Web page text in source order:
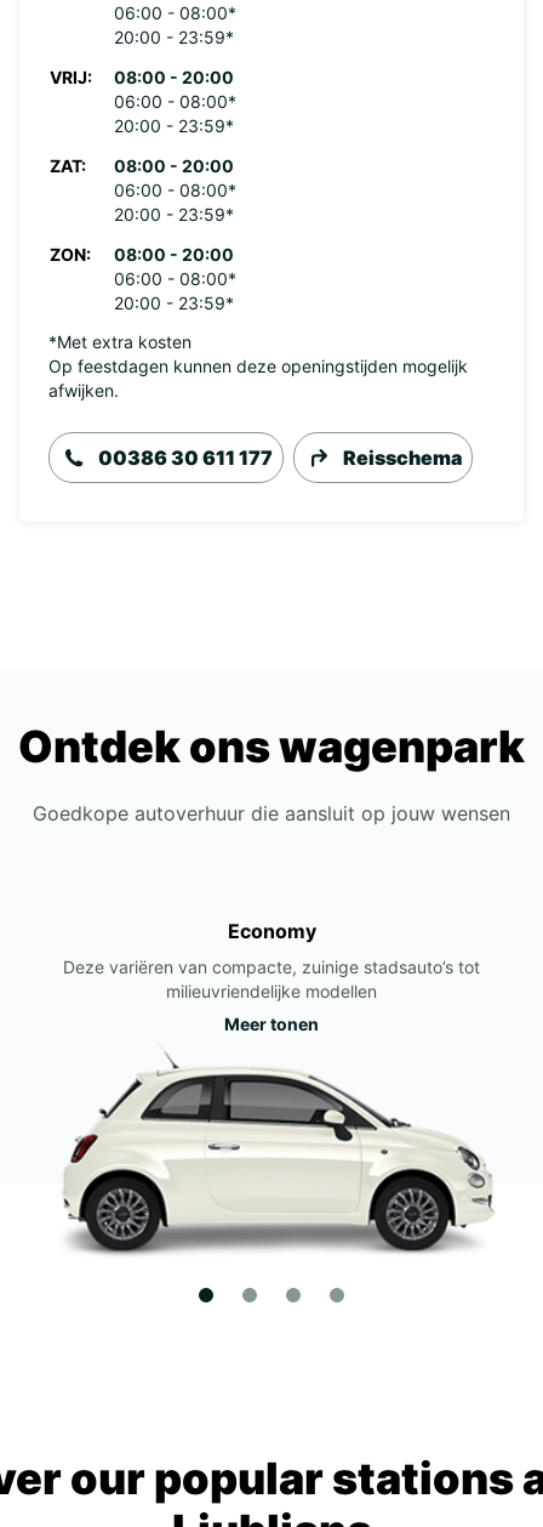
06:00 - 08:00*
20:00 - 23:59*
VRIJ:
08:00 - 20:00
06:00 - 08:00*
20:00 - 23:59*
ZAT:
08:00 - 20:00
06:00 - 08:00*
20:00 - 23:59*
ZON:
08:00 - 20:00
06:00 - 08:00*
20:00 - 23:59*
*Met extra kosten
Op feestdagen kunnen deze openingstijden mogelijk
afwijken.
00386 30 611 177 Reisschema
Ontdek ons wagenpark
Goedkope autoverhuur die aansluit op jouw wensen
Economy
Deze variëren van compacte, zuinige stadsauto’s tot
milieuvriendelijke modellen
Meer tonen
our popular stations